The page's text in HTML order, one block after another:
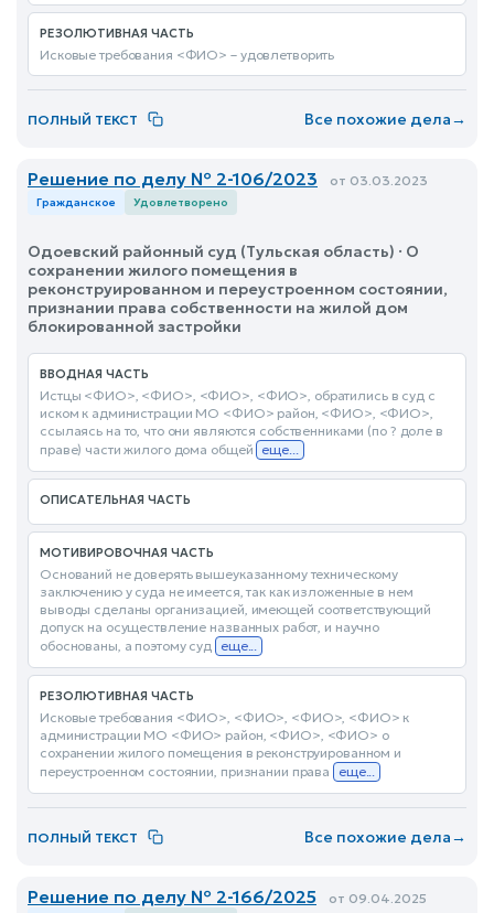
РЕЗОЛЮТИВНАЯ ЧАСТЬ
Исковые требования <ФИО> – удовлетворить
ПОЛНЫЙ ТЕКСТ Все похожие дела→
Решение по делу № 2-106/2023 от 03.03.2023
Гражданское Удовлетворено
Одоевский районный суд (Тульская область) · О
сохранении жилого помещения в
реконструированном и переустроенном состоянии,
признании права собственности на жилой дом
блокированной застройки
ВВОДНАЯ ЧАСТЬ
Истцы <ФИО>, <ФИО>, <ФИО>, <ФИО>, обратились в суд с
иском к администрации МО <ФИО> район, <ФИО>, <ФИО>,
ссылаясь на то, что они являются собственниками (по ? доле в
праве) части жилого дома общей еще...
ОПИСАТЕЛЬНАЯ ЧАСТЬ
МОТИВИРОВОЧНАЯ ЧАСТЬ
Оснований не доверять вышеуказанному техническому
заключению у суда не имеется, так как изложенные в нем
выводы сделаны организацией, имеющей соответствующий
допуск на осуществление названных работ, и научно
обоснованы, а поэтому суд еще...
РЕЗОЛЮТИВНАЯ ЧАСТЬ
Исковые требования <ФИО>, <ФИО>, <ФИО>, <ФИО> к
администрации МО <ФИО> район, <ФИО>, <ФИО> о
сохранении жилого помещения в реконструированном и
переустроенном состоянии, признании права
еще...
ПОЛНЫЙ ТЕКСТ Все похожие дела→
Решение по делу № 2-166/2025 от 09.04.2025